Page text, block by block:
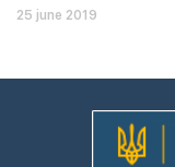
25 june 2019